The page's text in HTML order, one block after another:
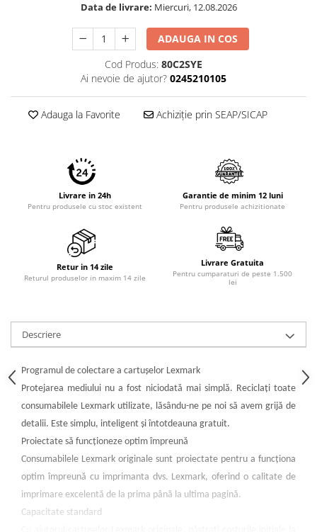
Laptopuri gaming
Accesorii laptop
Mini PC AI
Piese si accesorii
Workstation
All-in-One PC
Monitoare LED
Accesorii monitoare
Componente
Placi video
Procesoare
Placi de baza
Memorii RAM
SSD-uri interne
Hard disk-uri interne
Data de livrare: Miercuri, 12.08.2026
ADAUGA IN COS
Cod Produs: 80C2SYE
Ai nevoie de ajutor? 0245210105
Adauga la Favorite Achiziție prin SEAP/SICAP
Livrare in 24h
Pentru produsele cu stoc existent
Garantie de minim 12 luni
Pentru produsele achizitionate
Retur in 14 zile
Returul produselor in maxim 14 zile
Livrare Gratuita
Pentru cumparaturi de peste 1.500
lei
Descriere
Programul de colectare a cartuşelor Lexmark
Protejarea mediului nu a fost niciodată mai simplă. Reciclaţi toate
consumabilele Lexmark utilizate, lăsându-ne pe noi să avem grijă de
detalii. Este simplu, inteligent şi întotdeauna gratuit.
Proiectate să funcţioneze optim împreună
Consumabilele Lexmark originale sunt proiectate pentru a funcţiona
optim împreună cu imprimanta dvs. Lexmark, oferind o calitate de
imprimare excelentă de la prima până la ultima pagină.
Capacitate standard